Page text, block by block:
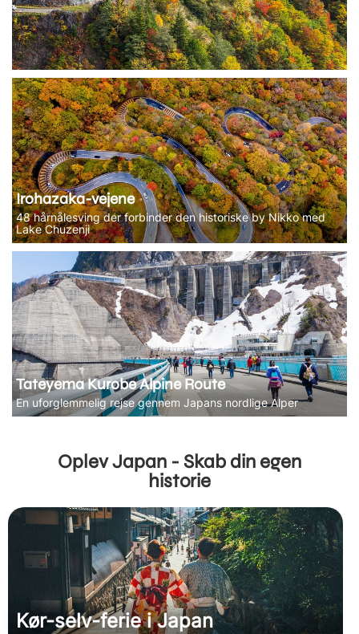
Irohazaka-vejene
48 hårnålesving der forbinder den historiske by Nikko med
Lake Chuzenji
Tateyema Kurobe Alpine Route
En uforglemmelig rejse gennem Japans nordlige Alper
Oplev Japan - Skab din egen
historie
Kør-selv-ferie i Japan